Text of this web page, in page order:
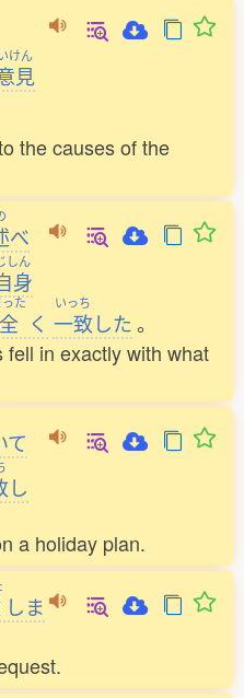
けん
見
the causes of the
べ
しん
身
った
全 く
いっち
一致した。
in exactly with what
て
し
a holiday plan.
しま